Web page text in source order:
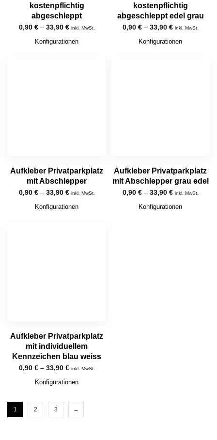
kostenpflichtig
abgeschleppt
0,90 €– 33,90 € inkl. MwSt.
Konfigurationen
kostenpflichtig
abgeschleppt edel grau
0,90 €– 33,90 € inkl. MwSt.
Konfigurationen
Aufkleber Privatparkplatz
mit Abschlepper
0,90 €– 33,90 € inkl. MwSt.
Konfigurationen
Aufkleber Privatparkplatz
mit Abschlepper grau edel
0,90 €– 33,90 € inkl. MwSt.
Konfigurationen
Aufkleber Privatparkplatz
mit individuellem
Kennzeichen blau weiss
0,90 €– 33,90 € inkl. MwSt.
Konfigurationen
1 2 3 →